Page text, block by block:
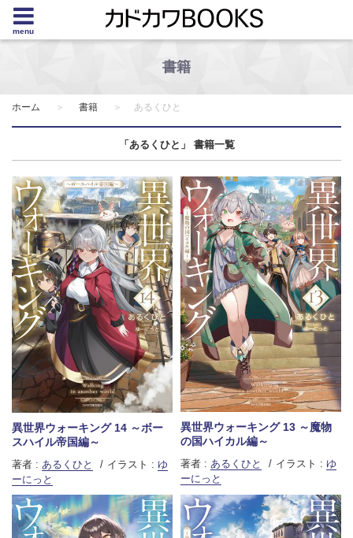
menu
書籍
ホーム 書籍 あるくひと
「あるくひと」 書籍一覧
異世界ウォーキング 14 ～ボー
スハイル帝国編～
著者 : あるくひと イラスト : ゆ
ーにっと
異世界ウォーキング 13 ～魔物
の国ハイカル編～
著者 : あるくひと イラスト : ゆ
ーにっと